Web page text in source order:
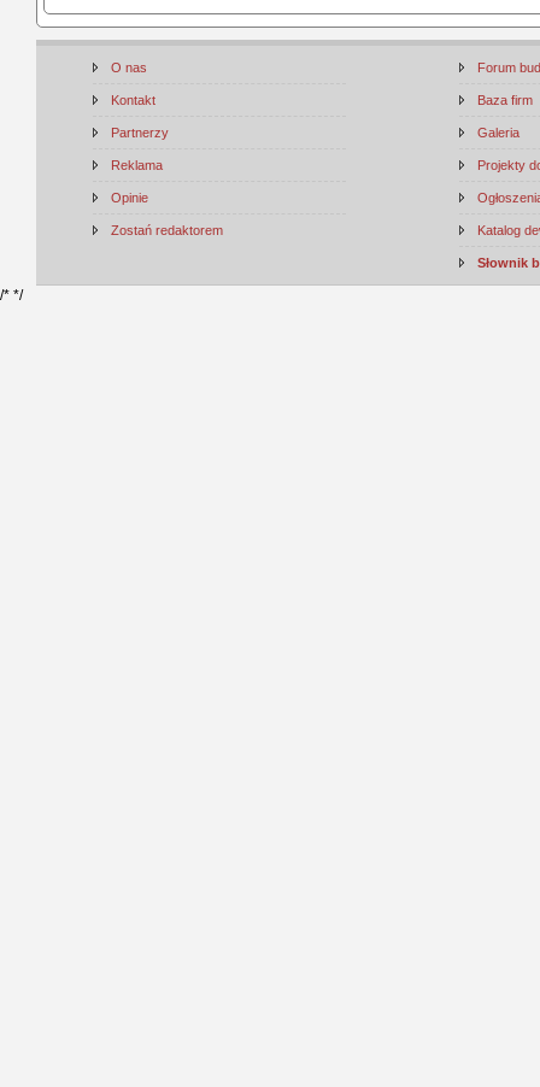
O nas
Kontakt
Partnerzy
Reklama
Opinie
Zostań redaktorem
Forum
Baza firm
Galeria
Projekty
Katalog
Słownik
/* */